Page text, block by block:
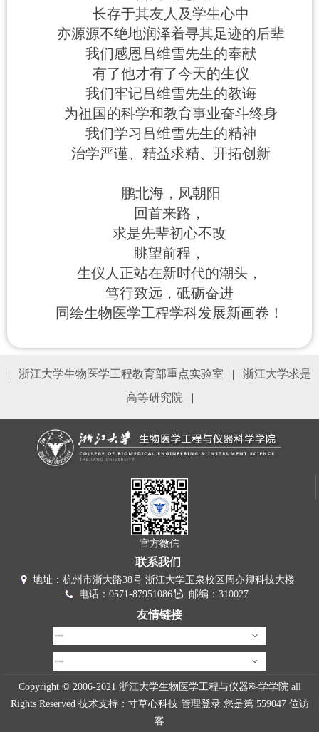
长存于其友人及学生心中
亦源源不绝地润泽着寻其足迹的后辈
我们感恩吕维雪先生的奉献
有了他才有了今天的生仪
我们牢记吕维雪先生的教诲
为祖国的科学和教育事业奋斗终身
我们学习吕维雪先生的精神
治学严谨、精益求精、开拓创新
鹏北海，凤朝阳
回首来路，
求是先辈初心不改
眺望前程，
生仪人正站在新时代的潮头，
笃行致远，砥砺奋进
同绘生物医学工程学科发展新画卷！
| 浙江大学生物医学工程教育部重点实验室 |
浙江大学求是
高等研究院
|
官方微信
联系我们
地址：杭州市浙大路38号 浙江大学玉泉校区周亦卿科技大楼
电话：0571-87951086
邮编：310027
友情链接
校内链接
校外链接
Copyright © 2006-2021 浙江大学生物医学工程与仪器科学学院 all
Rights Reserved 技术支持： 寸草心科技 管理登录您是第 559047 位访
客